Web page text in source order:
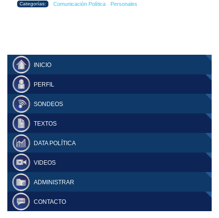
Categorías: Comunicación Política Personales
INICIO
PERFIL
SONDEOS
TEXTOS
DATA POLÍTICA
VIDEOS
ADMINISTRAR
CONTACTO